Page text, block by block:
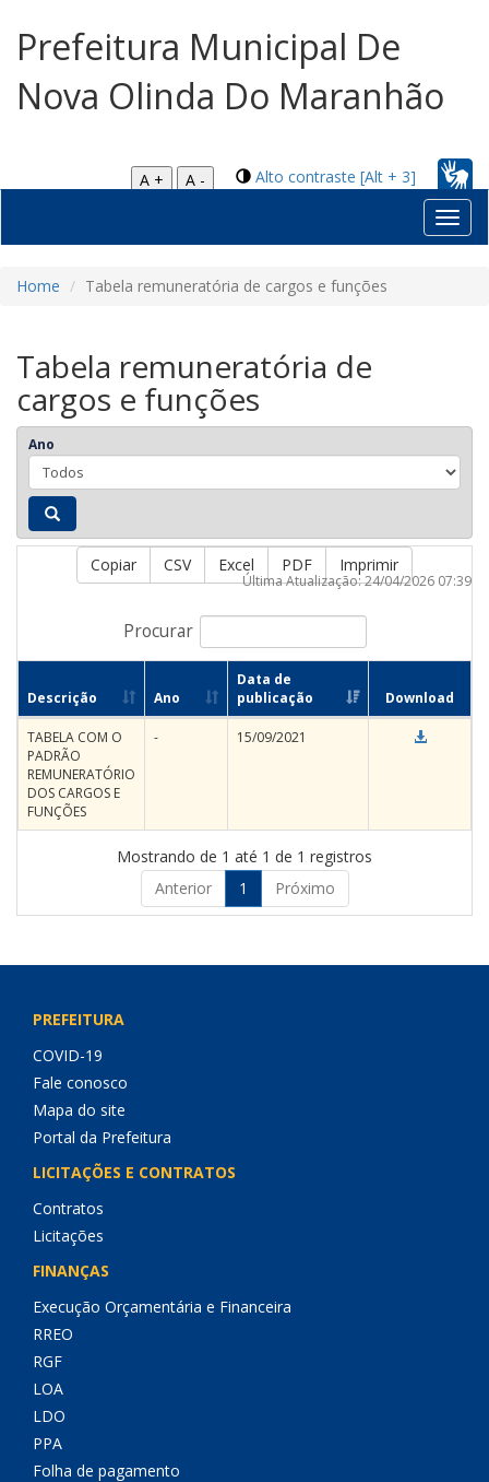
Prefeitura Municipal De
Nova Olinda Do Maranhão
Alto contraste [Alt + 3]
A +
A -
Home Tabela remuneratória de cargos e funções
Tabela remuneratória de
cargos e funções
Ano
Copiar CSV Excel PDF Imprimir
Procurar
Última Atualização: 24/04/2026 07:39
Descrição Ano
Data de
publicação
Download
TABELA COM O
PADRÃO
REMUNERATÓRIO
DOS CARGOS E
FUNÇÕES
- 15/09/2021
Mostrando de 1 até 1 de 1 registros
Anterior
1 Próximo
PREFEITURA
COVID-19
Fale conosco
Mapa do site
Portal da Prefeitura
LICITAÇÕES E CONTRATOS
Contratos
Licitações
FINANÇAS
Execução Orçamentária e Financeira
RREO
RGF
LOA
LDO
PPA
Folha de pagamento